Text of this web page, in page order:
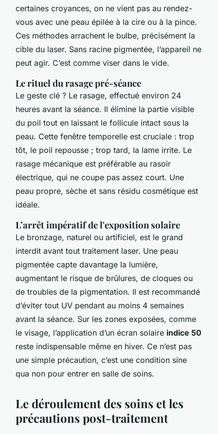
certaines croyances, on ne vient pas au rendez-
vous avec une peau épilée à la cire ou à la pince.
Ces méthodes arrachent le bulbe, précisément la
cible du laser. Sans racine pigmentée, l’appareil ne
peut agir. C’est comme viser dans le vide.
Le rituel du rasage pré-séance
Le geste clé ? Le rasage, effectué environ 24
heures avant la séance. Il élimine la partie visible
du poil tout en laissant le follicule intact sous la
peau. Cette fenêtre temporelle est cruciale : trop
tôt, le poil repousse ; trop tard, la lame irrite. Le
rasage mécanique est préférable au rasoir
électrique, qui ne coupe pas assez court. Une
peau propre, sèche et sans résidu cosmétique est
idéale.
L’arrêt impératif de l'exposition solaire
Le bronzage, naturel ou artificiel, est le grand
interdit avant tout traitement laser. Une peau
pigmentée capte davantage la lumière,
augmentant le risque de brûlures, de cloques ou
de troubles de la pigmentation. Il est recommandé
d’éviter tout UV pendant au moins 4 semaines
avant la séance. Sur les zones exposées, comme
le visage, l’application d’un écran solaire indice 50
reste indispensable même en hiver. Ce n’est pas
une simple précaution, c’est une condition sine
qua non pour entrer en salle de soins.
Le déroulement des soins et les
précautions post-traitement